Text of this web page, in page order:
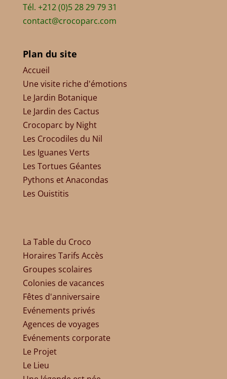
Tél. +212 (0)5 28 29 79 31
contact@crocoparc.com
Plan du site
Accueil
Une visite riche d'émotions
Le Jardin Botanique
Le Jardin des Cactus
Crocoparc by Night
Les Crocodiles du Nil
Les Iguanes Verts
Les Tortues Géantes
Pythons et Anacondas
Les Ouistitis
La Table du Croco
Horaires Tarifs Accès
Groupes scolaires
Colonies de vacances
Fêtes d'anniversaire
Evénements privés
Agences de voyages
Evénements corporate
Le Projet
Le Lieu